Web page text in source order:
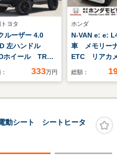
ヨタ
ルーザー 4.0
左ハンドル
ホイール TRD
ラー 社外ヘッド
Bカメラ BT
333万円
ホンダ
N-VAN e: e:
車 メモリ
ETC リアカ
総額：
シート シートヒータ